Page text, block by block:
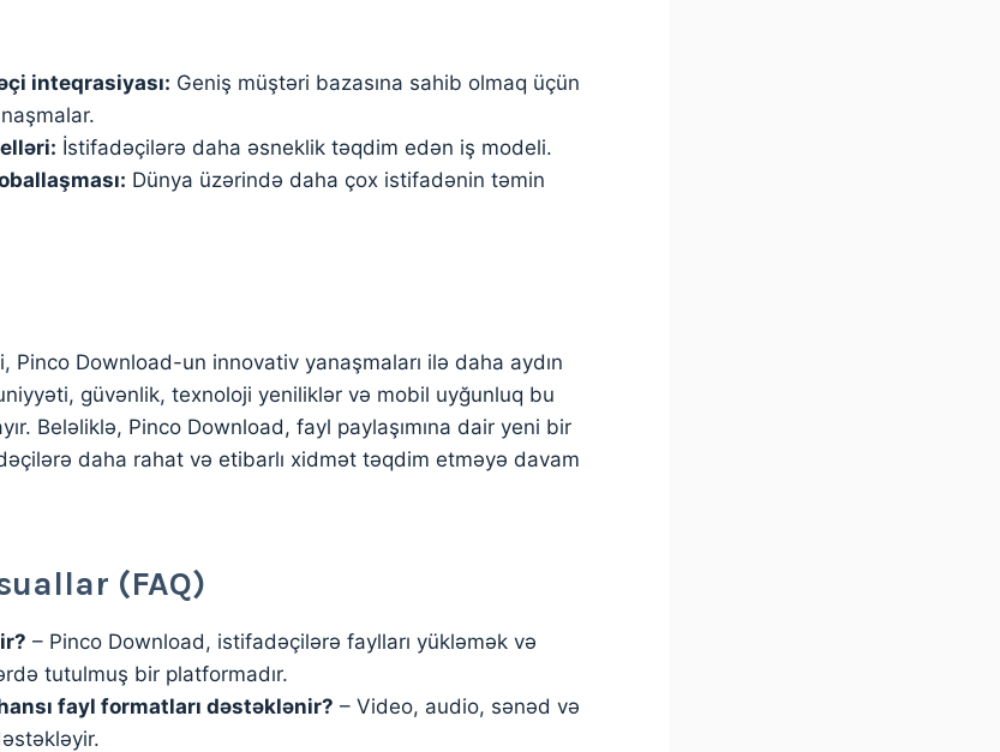
inteqrasiyası: Geniş müştəri bazasına sahib olmaq üçün
İstifadəçilərə daha əsneklik təqdim edən iş modeli.
Dünya üzərində daha çox istifadənin təmin
Pinco Download-un innovativ yanaşmaları ilə daha aydın
güvənlik, texnoloji yeniliklər və mobil uyğunluq bu
Beləliklə, Pinco Download, fayl paylaşımına dair yeni bir
daha rahat və etibarlı xidmət təqdim etməyə davam
(FAQ)
– Pinco Download, istifadəçilərə faylları yükləmək və
tutulmuş bir platformadır.
fayl formatları dəstəklənir? – Video, audio, sənəd və